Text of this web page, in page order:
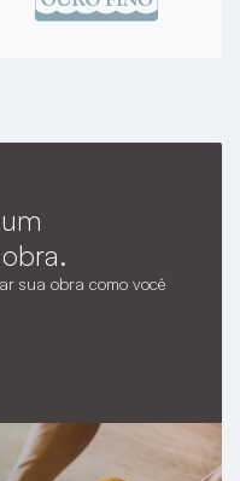
sua obra como você